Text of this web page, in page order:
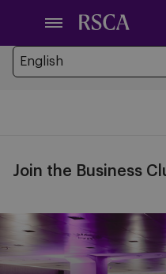
hoofdinhoud
Looking for another
You’re currently browsing
Join the Business